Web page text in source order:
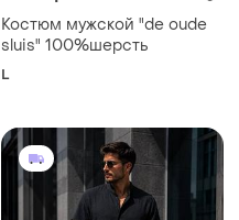
Костюм мужской "de oude
sluis" 100%шерсть
L